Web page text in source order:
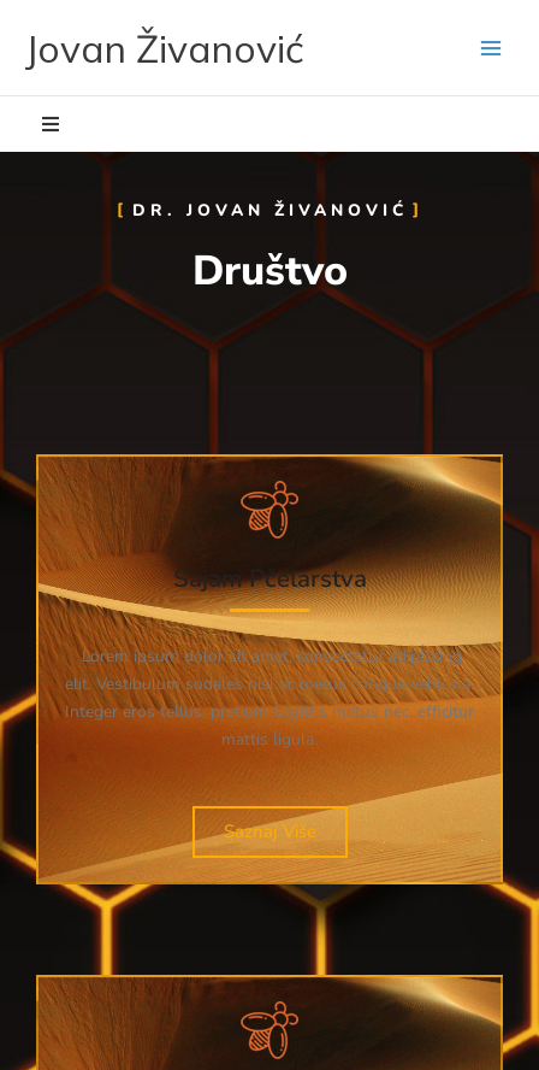
contentJovan Živanović
DR. JOVAN ŽIVANOVIĆ
Društvo
Sajam Pčelarstva
Lorem ipsum dolor sit amet, consectetur adipiscing
elit. Vestibulum sodales nisl ac metus congue vehicula.
Integer eros tellus, pretium sagittis metus nec, efficitur
mattis ligula.
Saznaj Više